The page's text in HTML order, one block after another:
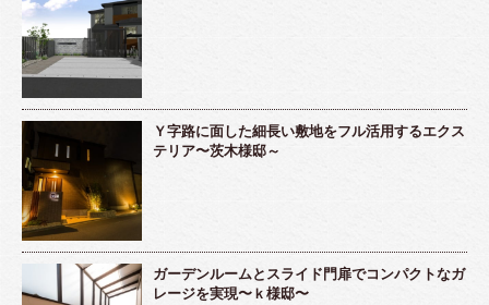
Ｙ字路に面した細長い敷地をフル活用するエクス
テリア〜茨木様邸～
ガーデンルームとスライド門扉でコンパクトなガ
レージを実現〜ｋ様邸〜